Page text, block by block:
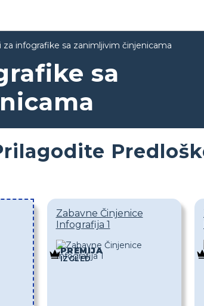
za infografike sa zanimljivim činjenicama
sa
Zabavne Činjenice
Infografija 1
PREMIJA
IZGLED